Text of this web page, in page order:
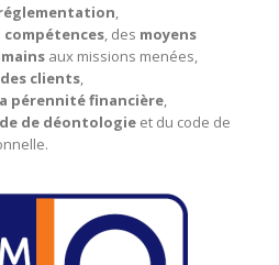
,
compétences, des moyens
aux missions menées,
clients,
pérennité financière,
de déontologie et du code de